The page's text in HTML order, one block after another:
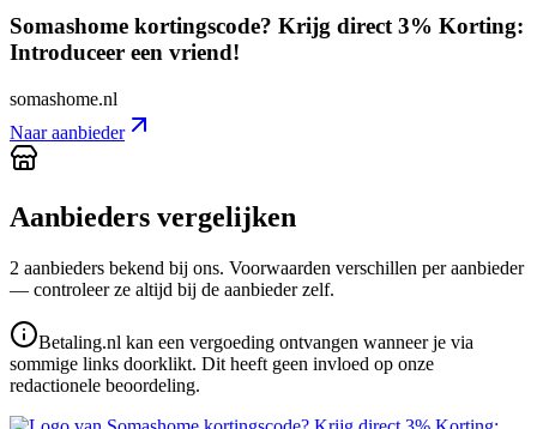
Somashome kortingscode? Krijg direct 3% Korting:
Introduceer een vriend!
somashome.nl
Naar aanbieder
Aanbieders vergelijken
2 aanbieders bekend bij ons. Voorwaarden verschillen per aanbieder
— controleer ze altijd bij de aanbieder zelf.
Betaling.nl kan een vergoeding ontvangen wanneer je via
sommige links doorklikt. Dit heeft geen invloed op onze
redactionele beoordeling.